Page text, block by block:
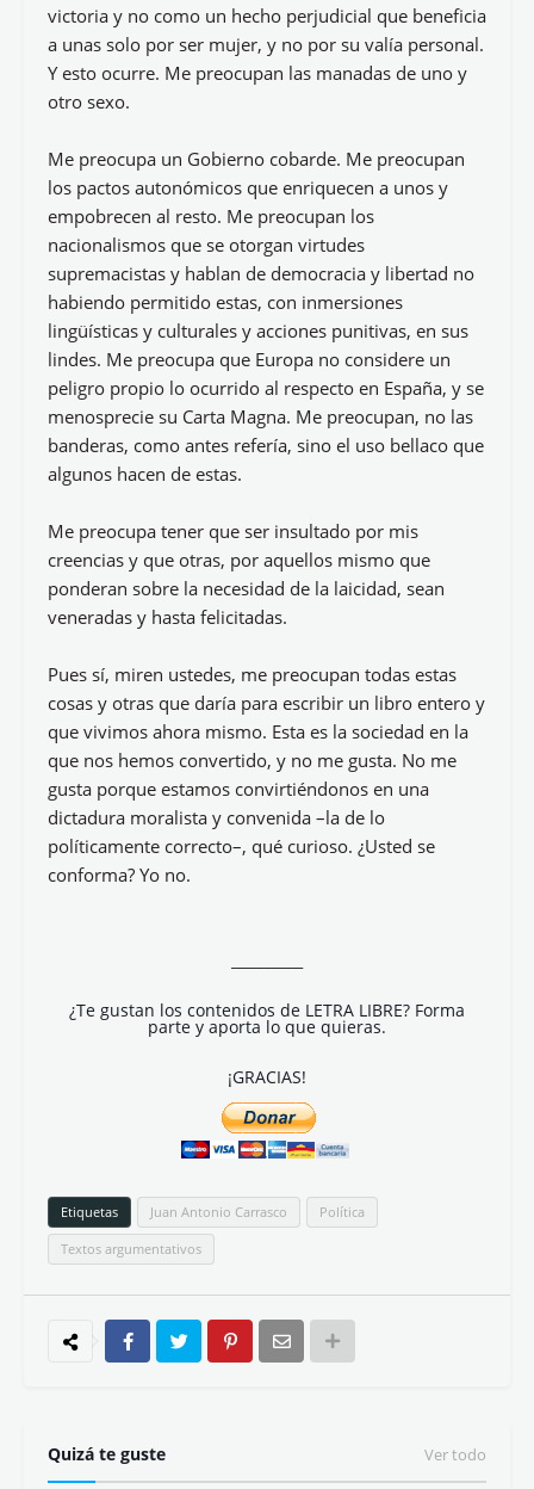
victoria y no como un hecho perjudicial que beneficia
a unas solo por ser mujer, y no por su valía personal.
Y esto ocurre. Me preocupan las manadas de uno y
otro sexo.
Me preocupa un Gobierno cobarde. Me preocupan
los pactos autonómicos que enriquecen a unos y
empobrecen al resto. Me preocupan los
nacionalismos que se otorgan virtudes
supremacistas y hablan de democracia y libertad no
habiendo permitido estas, con inmersiones
lingüísticas y culturales y acciones punitivas, en sus
lindes. Me preocupa que Europa no considere un
peligro propio lo ocurrido al respecto en España, y se
menosprecie su Carta Magna. Me preocupan, no las
banderas, como antes refería, sino el uso bellaco que
algunos hacen de estas.
Me preocupa tener que ser insultado por mis
creencias y que otras, por aquellos mismo que
ponderan sobre la necesidad de la laicidad, sean
veneradas y hasta felicitadas.
Pues sí, miren ustedes, me preocupan todas estas
cosas y otras que daría para escribir un libro entero y
que vivimos ahora mismo. Esta es la sociedad en la
que nos hemos convertido, y no me gusta. No me
gusta porque estamos convirtiéndonos en una
dictadura moralista y convenida –la de lo
políticamente correcto–, qué curioso. ¿Usted se
conforma? Yo no.
¿Te gustan los contenidos de LETRA LIBRE? Forma
parte y aporta lo que quieras.
¡GRACIAS!
Etiquetas Juan Antonio Carrasco Política
Textos argumentativos
Quizá te guste Ver todo